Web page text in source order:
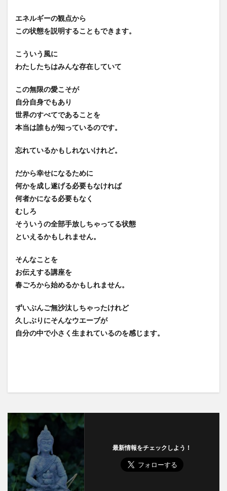
エネルギーの観点から
この状態を説明することもできます。
こういう風に
わたしたちはみんな存在していて
この無限の愛こそが
自分自身でもあり
世界のすべてであることを
本当は誰もが知っているのです。
忘れているかもしれないけれど。
だから幸せになるために
何かを成し遂げる必要もなければ
何者かになる必要もなく
むしろ
そういうの全部手放しちゃってる状態
といえるかもしれません。
そんなことを
お伝えする講座を
春ごろから始めるかもしれません。
ずいぶんご無沙汰しちゃったけれど
久しぶりにそんなウエーブが
自分の中で小さく生まれているのを感じます。
最新情報をチェックしよう！